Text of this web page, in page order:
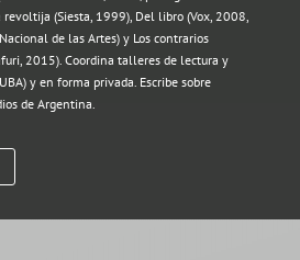
revoltija (Siesta, 1999), Del libro (Vox, 2008,
de las Artes) y Los contrarios
2015). Coordina talleres de lectura y
y en forma privada. Escribe sobre
de Argentina.